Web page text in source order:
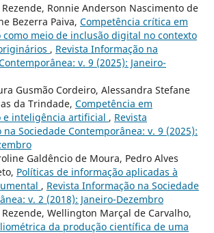
Ronnie Anderson Nascimento de
Bezerra Paiva, Competência crítica em
como meio de inclusão digital no contexto
, Revista Informação na
v. 9 (2025): Janeiro-
Gusmão Cordeiro, Alessandra Stefane
da Trindade, Competência em
e inteligência artificial , Revista
Sociedade Contemporânea: v. 9 (2025):
Galdêncio de Moura, Pedro Alves
Políticas de informação aplicadas à
, Revista Informação na Sociedade
v. 2 (2018): Janeiro-Dezembro
Wellington Marçal de Carvalho,
da produção científica de uma